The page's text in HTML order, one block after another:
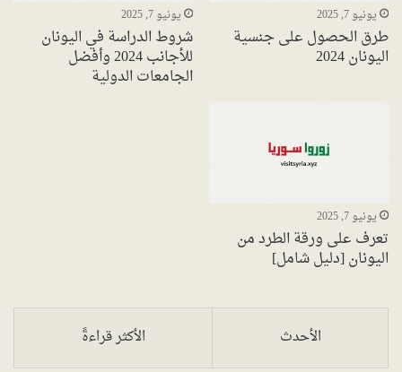
يونيو 7, 2025
طرق الحصول على جنسية
اليونان 2024
يونيو 7, 2025
شروط الدراسة في اليونان
للأجانب 2024 وأفضل
الجامعات الدولية
يونيو 7, 2025
تعرف على ورقة الطرد من
اليونان [دليل شامل]
الأحدث الأكثر قراءةً